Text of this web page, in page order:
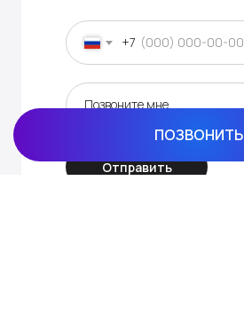
+7
Отправить
ПОЗВОНИТЬ